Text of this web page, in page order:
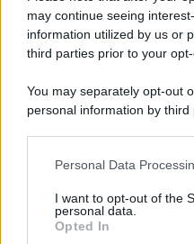
may continue seeing
information utilized by us or
third parties prior to your opt-
You may separately opt-out
personal information by third
This information may also
disclose it to other third
Please note that this
Personal Data
I want to opt-out of the
personal data.
Opted In
Home Magazine 365
Cineverse Magazine
SecondHomeMagazine